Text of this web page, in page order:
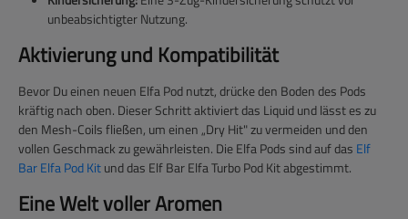
unbeabsichtigter Nutzung.
Aktivierung und Kompatibilität
Bevor Du einen neuen Elfa Pod nutzt, drücke den Boden des Pods
kräftig nach oben. Dieser Schritt aktiviert das Liquid und lässt es zu
den Mesh-Coils fließen, um einen „Dry Hit" zu vermeiden und den
vollen Geschmack zu gewährleisten. Die Elfa Pods sind auf das Elf
Bar Elfa Pod Kitund das Elf Bar Elfa Turbo Pod Kit abgestimmt.
Eine Welt voller Aromen